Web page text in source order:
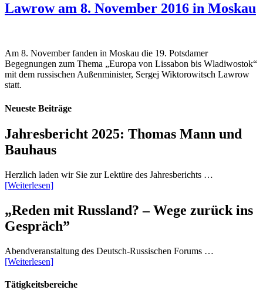
Lawrow am 8. November 2016 in Moskau
Am 8. November fanden in Moskau die 19. Potsdamer
Begegnungen zum Thema „Europa von Lissabon bis Wladiwostok“
mit dem russischen Außenminister, Sergej Wiktorowitsch Lawrow
statt.
Neueste Beiträge
Jahresbericht 2025: Thomas Mann und
Bauhaus
Herzlich laden wir Sie zur Lektüre des Jahresberichts …
[Weiterlesen]
„Reden mit Russland? – Wege zurück ins
Gespräch”
Abendveranstaltung des Deutsch-Russischen Forums …
[Weiterlesen]
Tätigkeitsbereiche